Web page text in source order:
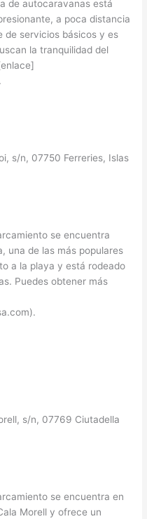
de autocaravanas está
a poca distancia
de servicios básicos y es
la tranquilidad del
s/n, 07750 Ferreries, Islas
se encuentra
una de las más populares
a la playa y está rodeado
Puedes obtener más
s/n, 07769 Ciutadella
se encuentra en
Morell y ofrece un